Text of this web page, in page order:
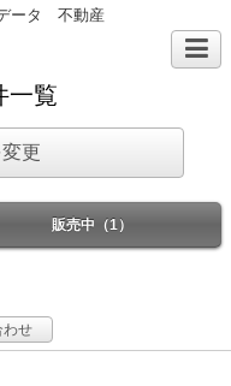
ータ 不動産
一覧
更
販売中（1）
せ